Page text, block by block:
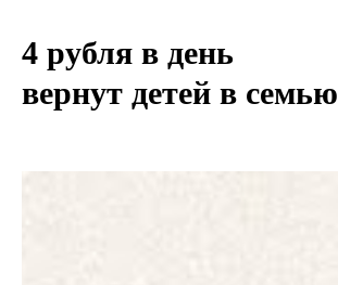
4 рубля в день
вернут детей в семью